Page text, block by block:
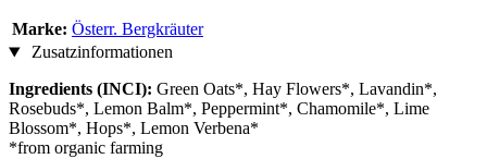
Marke: Österr. Bergkräuter
Zusatzinformationen
Ingredients (INCI): Green Oats*, Hay Flowers*, Lavandin*,
Rosebuds*, Lemon Balm*, Peppermint*, Chamomile*, Lime
Blossom*, Hops*, Lemon Verbena*
*from organic farming